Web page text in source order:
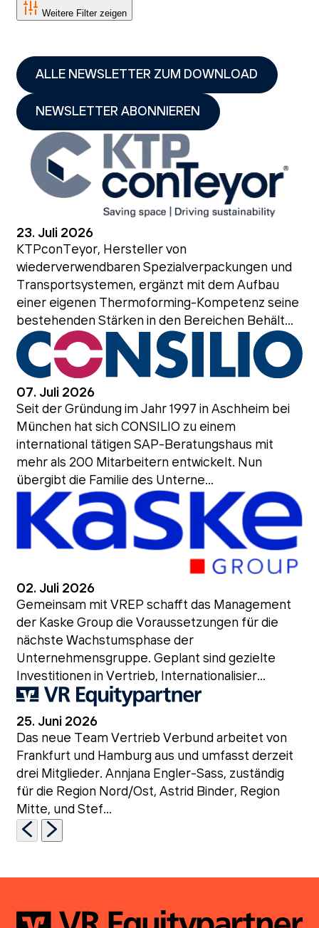
Weitere Filter zeigen
ALLE NEWSLETTER ZUM DOWNLOAD
NEWSLETTER ABONNIEREN
23. Juli 2026
KTPconTeyor, Hersteller von
wiederverwendbaren Spezialverpackungen und
Transportsystemen, ergänzt mit dem Aufbau
einer eigenen Thermoforming-Kompetenz seine
bestehenden Stärken in den Bereichen Behält...
07. Juli 2026
Seit der Gründung im Jahr 1997 in Aschheim bei
München hat sich CONSILIO zu einem
international tätigen SAP-Beratungshaus mit
mehr als 200 Mitarbeitern entwickelt. Nun
übergibt die Familie des Unterne...
02. Juli 2026
Gemeinsam mit VREP schafft das Management
der Kaske Group die Voraussetzungen für die
nächste Wachstumsphase der
Unternehmensgruppe. Geplant sind gezielte
Investitionen in Vertrieb, Internationalisier...
25. Juni 2026
Das neue Team Vertrieb Verbund arbeitet von
Frankfurt und Hamburg aus und umfasst derzeit
drei Mitglieder. Annjana Engler-Sass, zuständig
für die Region Nord/Ost, Astrid Binder, Region
Mitte, und Stef...